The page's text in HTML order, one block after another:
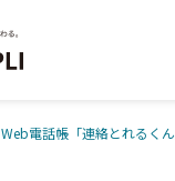
Web電話帳「連絡とれるく